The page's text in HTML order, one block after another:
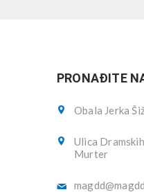
PRONAĐITE
Obala Jerka
Ulica
Murter